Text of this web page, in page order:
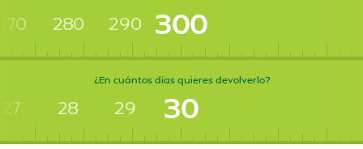
280 290 300
¿En cuántos días quieres devolverlo?
27 28 29 30